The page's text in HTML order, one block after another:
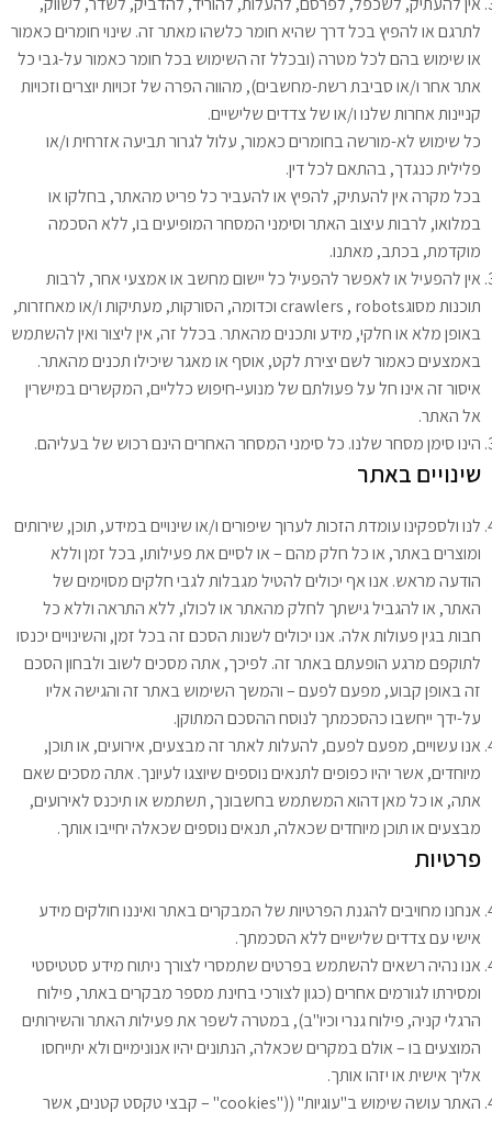
לתרגם או להפיץ בכל דרך שהיא חומר כלשהו מאתר זה. שינוי חומרים כאמור
או שימוש בהם לכל מטרה (ובכלל זה השימוש בכל חומר כאמור על-גבי כל
אתר אחר ו/או סביבת רשת-מחשבים), מהווה הפרה של זכויות יוצרים וזכויות
קניינות אחרות שלנו ו/או של צדדים שלישיים.
כל שימוש לא-מורשה בחומרים כאמור, עלול לגרור תביעה אזרחית ו/או
פלילית כנגדך, בהתאם לכל דין.
בכל מקרה אין להעתיק, להפיץ או להעביר כל פריט מהאתר, בחלקו או
במלואו, לרבות עיצוב האתר וסימני המסחר המופיעים בו, ללא הסכמה
מוקדמת, בכתב, מאתנו.
אין להפעיל או לאפשר להפעיל כל יישום מחשב או אמצעי אחר, לרבות
תוכנות מסוגcrawlers , robots וכדומה, הסורקות, מעתיקות ו/או מאחזרות,
באופן מלא או חלקי, מידע ותכנים מהאתר. בכלל זה, אין ליצור ואין להשתמש
באמצעים כאמור לשם יצירת לקט, אוסף או מאגר שיכילו תכנים מהאתר.
איסור זה אינו חל על פעולתם של מנועי-חיפוש כלליים, המקשרים במישרין
אל האתר.
הינו סימן מסחר שלנו. כל סימני המסחר האחרים הינם רכוש של בעליהם.
שינויים באתר
לנו ולספקינו עומדת הזכות לערוך שיפורים ו/או שינויים במידע, תוכן, שירותים
ומוצרים באתר, או כל חלק מהם – או לסיים את פעילותו, בכל זמן וללא
הודעה מראש. אנו אף יכולים להטיל מגבלות לגבי חלקים מסוימים של
האתר, או להגביל גישתך לחלק מהאתר או לכולו, ללא התראה וללא כל
חבות בגין פעולות אלה. אנו יכולים לשנות הסכם זה בכל זמן, והשינויים יכנסו
לתוקפם מרגע הופעתם באתר זה. לפיכך, אתה מסכים לשוב ולבחון הסכם
זה באופן קבוע, מפעם לפעם – והמשך השימוש באתר זה והגישה אליו
על-ידך ייחשבו כהסכמתך לנוסח ההסכם המתוקן.
אנו עשויים, מפעם לפעם, להעלות לאתר זה מבצעים, אירועים, או תוכן,
מיוחדים, אשר יהיו כפופים לתנאים נוספים שיוצגו לעיונך. אתה מסכים שאם
אתה, או כל מאן דהוא המשתמש בחשבונך, תשתמש או תיכנס לאירועים,
מבצעים או תוכן מיוחדים שכאלה, תנאים נוספים שכאלה יחייבו אותך.
פרטיות
אנחנו מחויבים להגנת הפרטיות של המבקרים באתר ואיננו חולקים מידע
אישי עם צדדים שלישיים ללא הסכמתך.
אנו נהיה רשאים להשתמש בפרטים שתמסרי לצורך ניתוח מידע סטטיסטי
ומסירתו לגורמים אחרים (כגון לצורכי בחינת מספר מבקרים באתר, פילוח
הרגלי קניה, פילוח גנרי וכיו"ב), במטרה לשפר את פעילות האתר והשירותים
המוצעים בו – אולם במקרים שכאלה, הנתונים יהיו אנונימיים ולא יתייחסו
אליך אישית או יזהו אותך.
האתר עושה שימוש ב"עוגיות" (("cookies" – קבצי טקסט קטנים, אשר